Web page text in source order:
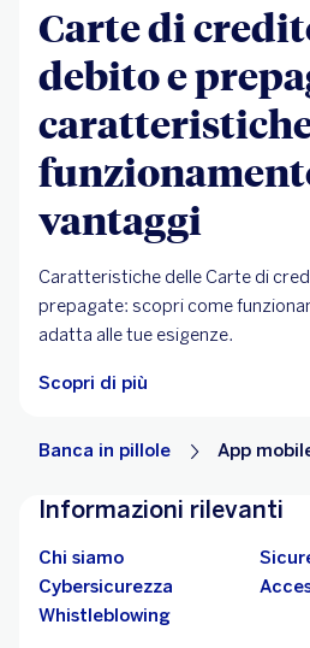
Carte di
debito e
vantaggi
Caratteristiche delle Carte di
prepagate: scopri come
adatta alle tue esigenze.
Scopri di più
Banca in pillole App
Informazioni rilevanti
Chi siamo
Cybersicurezza
Whistleblowing